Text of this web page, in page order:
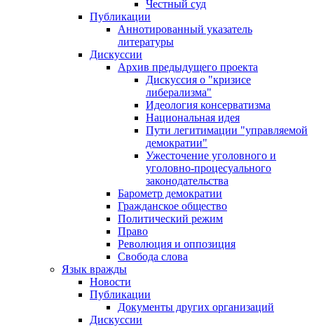
Честный суд
Публикации
Аннотированный указатель
литературы
Дискуссии
Архив предыдущего проекта
Дискуссия о "кризисе
либерализма"
Идеология консерватизма
Национальная идея
Пути легитимации "управляемой
демократии"
Ужесточение уголовного и
уголовно-процесуального
законодательства
Барометр демократии
Гражданское общество
Политический режим
Право
Революция и оппозиция
Свобода слова
Язык вражды
Новости
Публикации
Документы других организаций
Дискуссии